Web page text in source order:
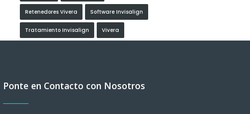
Retenedores Vivera Software Invisalign
Tratamiento Invisalign Vivera
Ponte en Contacto con Nosotros